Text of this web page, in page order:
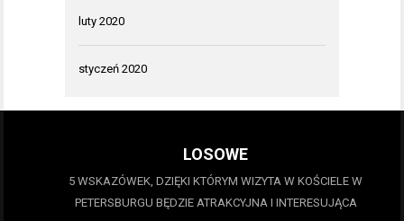
luty 2020
styczeń 2020
LOSOWE
5 WSKAZÓWEK, DZIĘKI KTÓRYM WIZYTA W KOŚCIELE W
PETERSBURGU BĘDZIE ATRAKCYJNA I INTERESUJĄCA